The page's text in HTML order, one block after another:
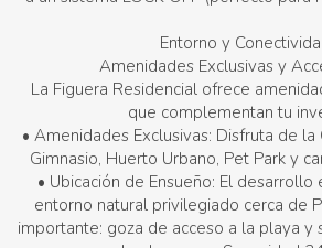
Entorno y
Amenidades Exclusivas y
La Figuera Residencial ofrece
que complementan tu
• Amenidades Exclusivas: Disfruta de la
Gimnasio, Huerto Urbano, Pet Park y
• Ubicación de Ensueño: El desarrollo
entorno natural privilegiado cerca de
importante: goza de acceso a la playa y